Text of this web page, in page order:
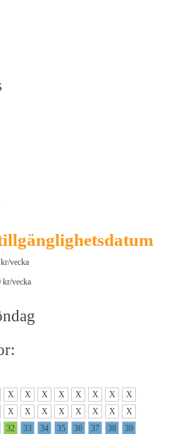
vecka
kr/vecka
X X X X X X X
X
X X X X X X X
X
32 33 34 35 36 37 38
39